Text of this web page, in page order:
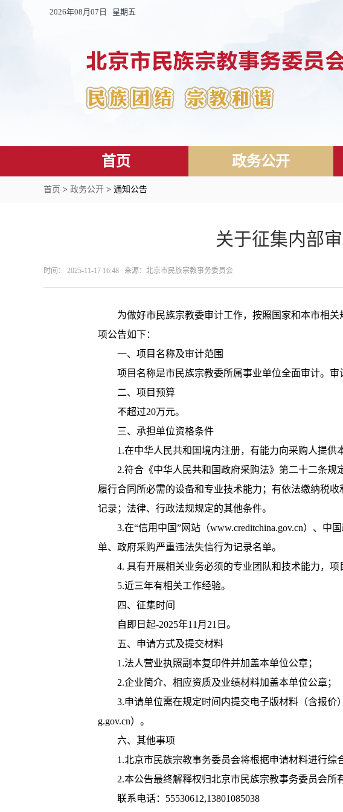
2026年08月07日 星期五
首页 政务公开
首页 > 政务公开 > 通知公告
关于征集内部
时间： 2025-11-17 16:48 来源：​北京市民族宗教事务委员会
为做好市民族宗教委审计工作，按照国家和本市相
项公告如下：
一、项目名称及审计范围
项目名称是市民族宗教委所属事业单位全面审计。审
二、项目预算
不超过20万元。
三、承担单位资格条件
1.在中华人民共和国境内注册，有能力向采购人提供
2.符合《中华人民共和国政府采购法》第二十二条
履行合同所必需的设备和专业技术能力；有依法缴纳税
记录；法律、行政法规规定的其他条件。
3.在“信用中国”网站（www.creditchina.gov.cn）、
单、政府采购严重违法失信行为记录名单。
4. 具有开展相关业务必须的专业团队和技术能力，
5.近三年有相关工作经验。
四、征集时间
自即日起-2025年11月21日。
五、申请方式及提交材料
1.法人营业执照副本复印件并加盖本单位公章；
2.企业简介、相应资质及业绩材料加盖本单位公章；
3.申请单位需在规定时间内提交电子版材料（含报价
g.gov.cn）。
六、其他事项
1.北京市民族宗教事务委员会将根据申请材料进行综
2.本公告最终解释权归北京市民族宗教事务委员会所
联系电话：55530612,13801085038